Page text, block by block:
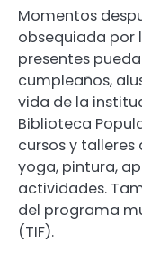
Momentos
obsequiada por
presentes
cumpleaños,
vida de la
Biblioteca
cursos y talleres
yoga, pintura,
actividades.
del programa
(TIF).